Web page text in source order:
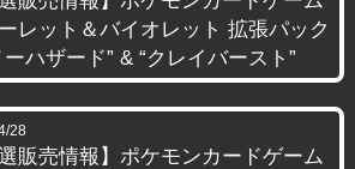
レット＆バイオレット 拡張パック
ーハザード” & “クレイバースト”
28
選販売情報】ポケモンカードゲーム